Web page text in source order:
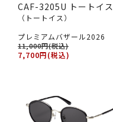
CAF-3205U トートイス
（トートイス）
プレミアムバザール2026
11,000円(税込)
7,700円(税込)